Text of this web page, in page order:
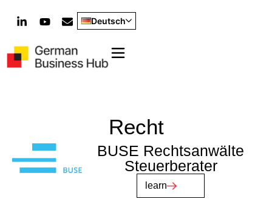
Deutsch
Recht
BUSE Rechtsanwälte
Steuerberater
learn